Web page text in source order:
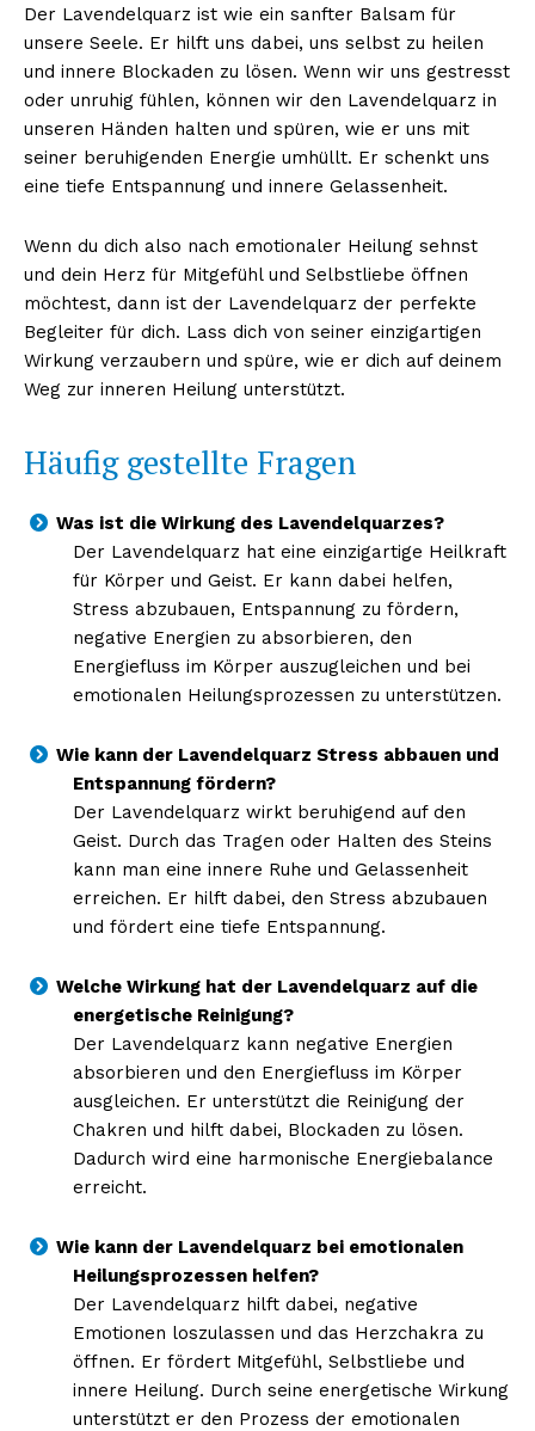
Der Lavendelquarz ist wie ein sanfter Balsam für
unsere Seele. Er hilft uns dabei, uns selbst zu heilen
und innere Blockaden zu lösen. Wenn wir uns gestresst
oder unruhig fühlen, können wir den Lavendelquarz in
unseren Händen halten und spüren, wie er uns mit
seiner beruhigenden Energie umhüllt. Er schenkt uns
eine tiefe Entspannung und innere Gelassenheit.
Wenn du dich also nach emotionaler Heilung sehnst
und dein Herz für Mitgefühl und Selbstliebe öffnen
möchtest, dann ist der Lavendelquarz der perfekte
Begleiter für dich. Lass dich von seiner einzigartigen
Wirkung verzaubern und spüre, wie er dich auf deinem
Weg zur inneren Heilung unterstützt.
Häufig gestellte Fragen
Was ist die Wirkung des Lavendelquarzes?
Der Lavendelquarz hat eine einzigartige Heilkraft
für Körper und Geist. Er kann dabei helfen,
Stress abzubauen, Entspannung zu fördern,
negative Energien zu absorbieren, den
Energiefluss im Körper auszugleichen und bei
emotionalen Heilungsprozessen zu unterstützen.
Wie kann der Lavendelquarz Stress abbauen und
Entspannung fördern?
Der Lavendelquarz wirkt beruhigend auf den
Geist. Durch das Tragen oder Halten des Steins
kann man eine innere Ruhe und Gelassenheit
erreichen. Er hilft dabei, den Stress abzubauen
und fördert eine tiefe Entspannung.
Welche Wirkung hat der Lavendelquarz auf die
energetische Reinigung?
Der Lavendelquarz kann negative Energien
absorbieren und den Energiefluss im Körper
ausgleichen. Er unterstützt die Reinigung der
Chakren und hilft dabei, Blockaden zu lösen.
Dadurch wird eine harmonische Energiebalance
erreicht.
Wie kann der Lavendelquarz bei emotionalen
Heilungsprozessen helfen?
Der Lavendelquarz hilft dabei, negative
Emotionen loszulassen und das Herzchakra zu
öffnen. Er fördert Mitgefühl, Selbstliebe und
innere Heilung. Durch seine energetische Wirkung
unterstützt er den Prozess der emotionalen